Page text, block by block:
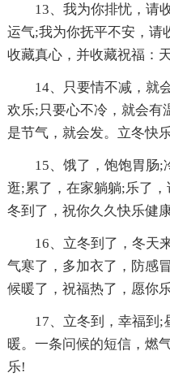
13、我为你排忧，请
运气;我为你抚平不安，请
收藏真心，并收藏祝福：
14、只要情不减，就
欢乐;只要心不冷，就会有
是节气，就会发。立冬快
15、饿了，饱饱胃肠;
逛;累了，在家躺躺;乐了
冬到了，祝你久久快乐健
16、立冬到了，冬天
气寒了，多加衣了，防感
候暖了，祝福热了，愿你乐
17、立冬到，幸福到;
暖。一条问候的短信，燃
乐!